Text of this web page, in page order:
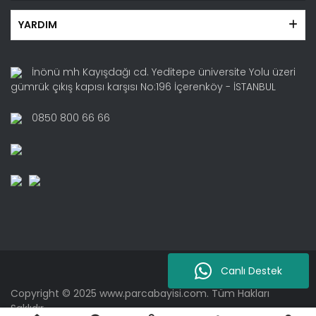
YARDIM
İnönü mh Kayışdağı cd. Yeditepe üniversite Yolu üzeri
gümrük çıkış kapısı karşısı No:196 İçerenköy - İSTANBUL
0850 800 66 66
Copyright © 2025 www.parcabayisi.com. Tüm Hakları
Saklıdır.
Canlı Destek